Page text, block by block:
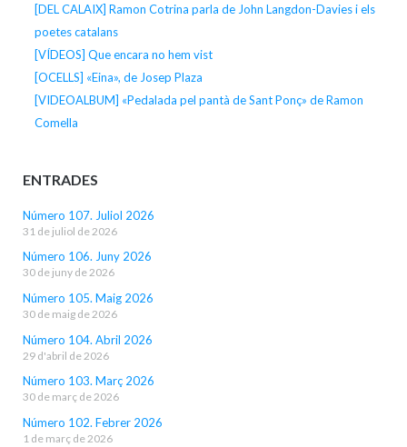
[DEL CALAIX] Ramon Cotrina parla de John Langdon-Davies i els
poetes catalans
[VÍDEOS] Que encara no hem vist
[OCELLS] «Eina», de Josep Plaza
[VIDEOALBUM] «Pedalada pel pantà de Sant Ponç» de Ramon
Comella
ENTRADES
Número 107. Juliol 2026
31 de juliol de 2026
Número 106. Juny 2026
30 de juny de 2026
Número 105. Maig 2026
30 de maig de 2026
Número 104. Abril 2026
29 d'abril de 2026
Número 103. Març 2026
30 de març de 2026
Número 102. Febrer 2026
1 de març de 2026